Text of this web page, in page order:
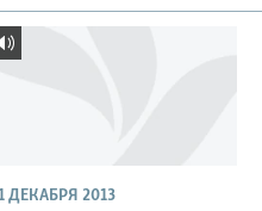
ДЕКАБРЯ 2013